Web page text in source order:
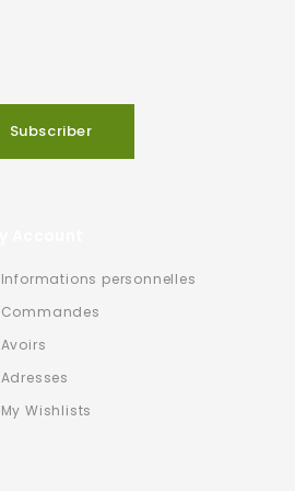
Informations personnelles
Commandes
Avoirs
Adresses
My Wishlists